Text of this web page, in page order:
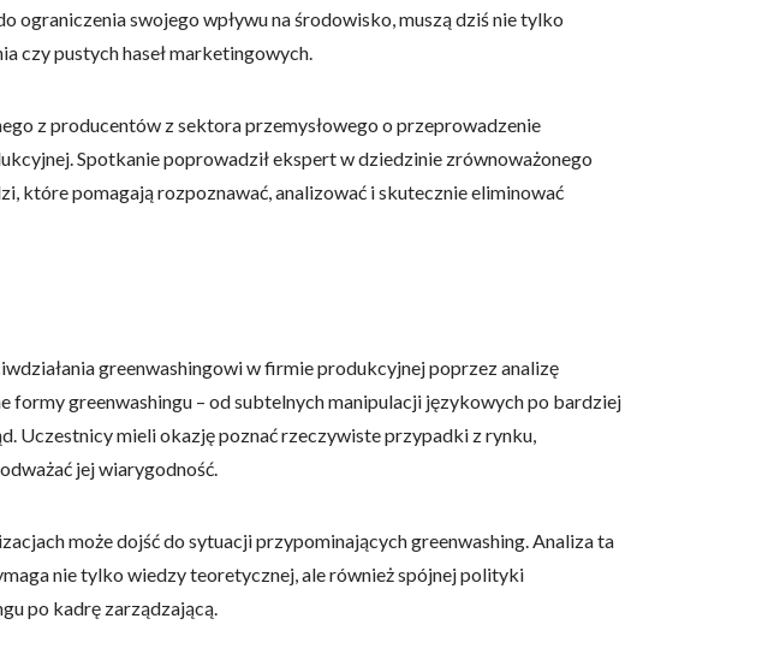
ograniczenia swojego wpływu na środowisko, muszą dziś nie tylko
czy pustych haseł marketingowych.
z producentów z sektora przemysłowego o przeprowadzenie
Spotkanie poprowadził ekspert w dziedzinie zrównoważonego
które pomagają rozpoznawać, analizować i skutecznie eliminować
greenwashingowi w firmie produkcyjnej poprzez analizę
greenwashingu – od subtelnych manipulacji językowych po bardziej
Uczestnicy mieli okazję poznać rzeczywiste przypadki z rynku,
jej wiarygodność.
może dojść do sytuacji przypominających greenwashing. Analiza ta
nie tylko wiedzy teoretycznej, ale również spójnej polityki
po kadrę zarządzającą.